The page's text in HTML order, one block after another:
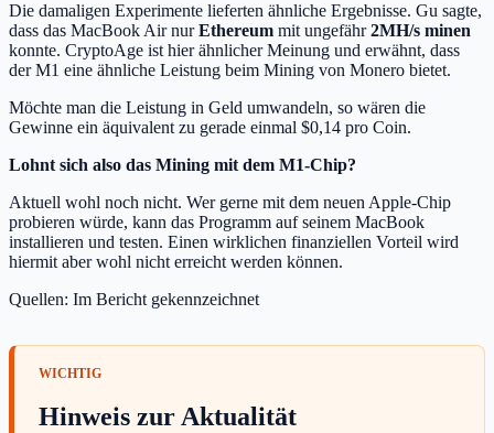
Die damaligen Experimente lieferten ähnliche Ergebnisse. Gu sagte,
dass das MacBook Air nurEthereum mit ungefähr2MH/s minen
konnte. CryptoAge ist hier ähnlicher Meinung und erwähnt, dass
der M1 eine ähnliche Leistung beim Mining von Monero bietet.
Möchte man die Leistung in Geld umwandeln, so wären die
Gewinne ein äquivalent zu gerade einmal $0,14 pro Coin.
Lohnt sich also das Mining mit dem M1-Chip?
Aktuell wohl noch nicht. Wer gerne mit dem neuen Apple-Chip
probieren würde, kann das Programm auf seinem MacBook
installieren und testen. Einen wirklichen finanziellen Vorteil wird
hiermit aber wohl nicht erreicht werden können.
Quellen: Im Bericht gekennzeichnet
Hinweis zur Aktualität